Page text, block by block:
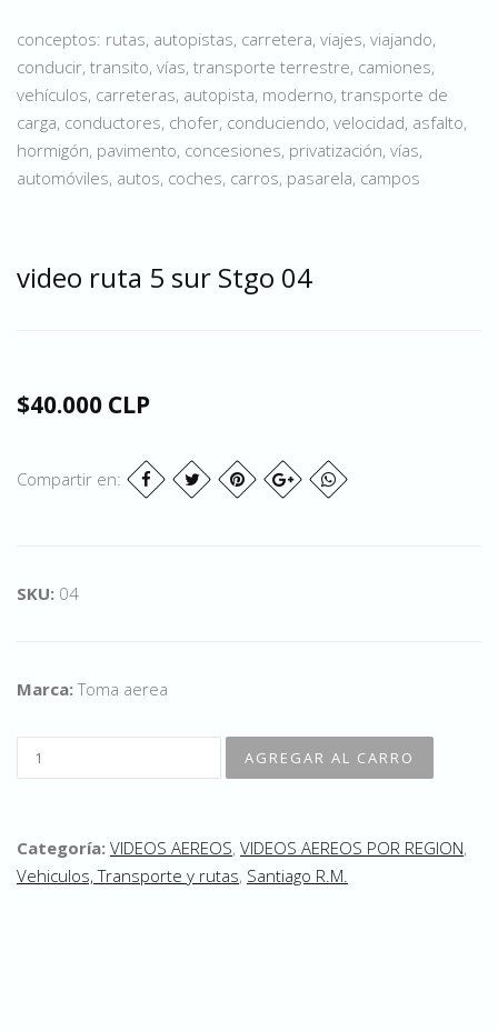
conceptos: rutas, autopistas, carretera, viajes, viajando,
conducir, transito, vías, transporte terrestre, camiones,
vehículos, carreteras, autopista, moderno, transporte de
carga, conductores, chofer, conduciendo, velocidad, asfalto,
hormigón, pavimento, concesiones, privatización, vías,
automóviles, autos, coches, carros, pasarela, campos
video ruta 5 sur Stgo 04
$40.000 CLP
Compartir en:
SKU: 04
Marca:Toma aerea
Categoría: VIDEOS AEREOS, VIDEOS AEREOS POR REGION,
Vehiculos, Transporte y rutas, Santiago R.M.